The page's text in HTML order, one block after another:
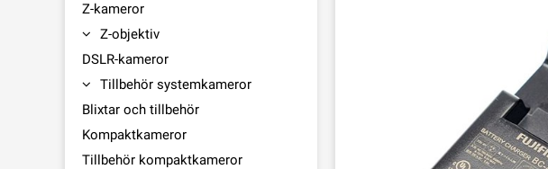
Z-kameror
Z-objektiv
DSLR-kameror
Tillbehör systemkameror
Blixtar och tillbehör
Kompaktkameror
Tillbehör kompaktkameror